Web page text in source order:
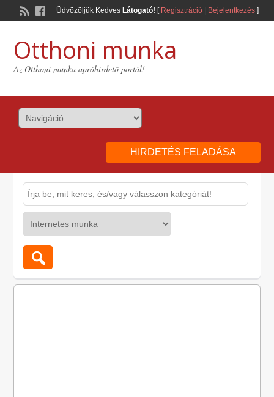
Üdvözöljük Kedves Látogató! [ Regisztráció| Bejelentkezés]
Otthoni munka
Az Otthoni munka apróhirdető portál!
HIRDETÉS FELADÁSA